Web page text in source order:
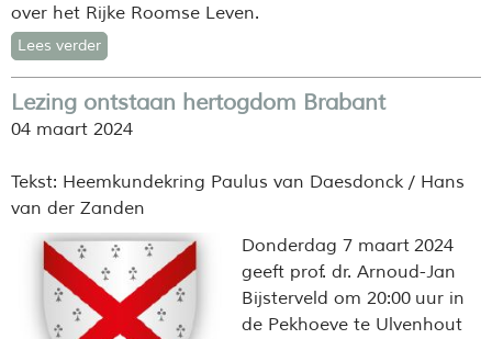
over het Rijke Roomse Leven.
Lees verder
Lezing ontstaan hertogdom Brabant
04 maart 2024
Tekst: Heemkundekring Paulus van Daesdonck / Hans
van der Zanden
Donderdag 7 maart 2024
geeft prof. dr. Arnoud-Jan
Bijsterveld om 20:00 uur in
de Pekhoeve te Ulvenhout